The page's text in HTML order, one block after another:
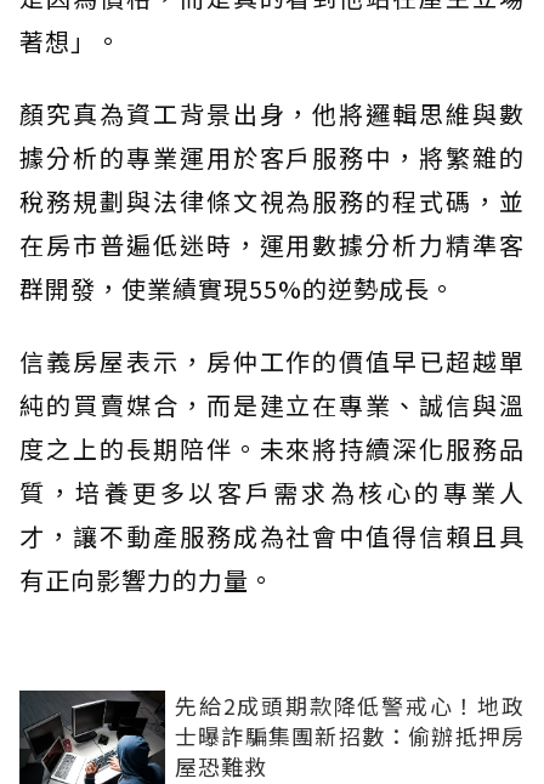
著想」。
顏究真為資工背景出身，他將邏輯思維與數
據分析的專業運用於客戶服務中，將繁雜的
稅務規劃與法律條文視為服務的程式碼，並
在房市普遍低迷時，運用數據分析力精準客
群開發，使業績實現55%的逆勢成長。
信義房屋表示，房仲工作的價值早已超越單
純的買賣媒合，而是建立在專業、誠信與溫
度之上的長期陪伴。未來將持續深化服務品
質，培養更多以客戶需求為核心的專業人
才，讓不動產服務成為社會中值得信賴且具
有正向影響力的力量。
先給2成頭期款降低警戒心！地政
士曝詐騙集團新招數：偷辦抵押房
屋恐難救